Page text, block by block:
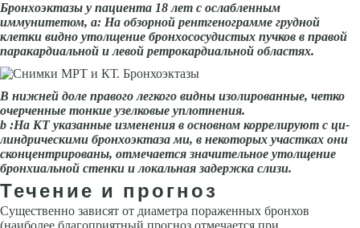
Бронхоэктазы у пациента 18 лет с ослабленным
иммунитетом, а: На обзорной рентгенограмме грудной
клетки видно утолщение бронхососудистых пучков в пра­вой
паракардиальной и левой ретрокардиальной областях.
В нижней доле правого легкого видны изолированные, четко
очерченные тонкие узелковые уплотнения.
b :На КТ указанные изменения в основном коррелируют с ци­
линдрическими бронхоэктаза ми, в некоторых участках они
сконцентрированы, отмечается значительное утолщение
брон­хиальной стенки и локальная задержка слизи.
Течение и прогноз
Существенно зависят от диаметра пораженных бронхов
(наиболее благо­приятный прогноз отмечается при